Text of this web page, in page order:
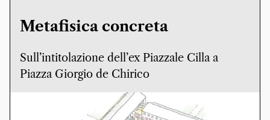
Metafisica concreta
Sull’intitolazione dell’ex Piazzale Cilla a
Piazza Giorgio de Chirico